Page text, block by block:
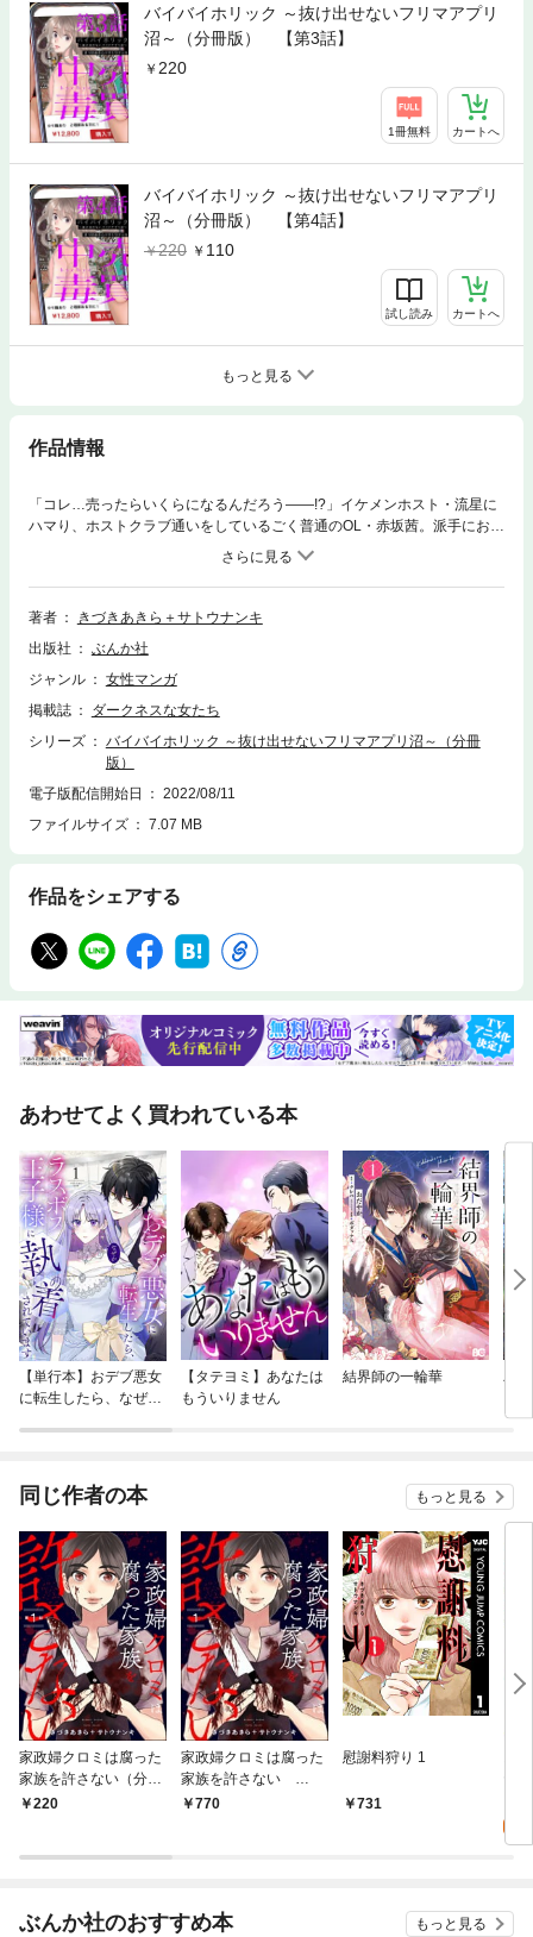
バイバイホリック ～抜け出せないフリマアプリ
沼～（分冊版） 【第3話】
220
1冊無料 カートへ
バイバイホリック ～抜け出せないフリマアプリ
沼～（分冊版） 【第4話】
220
110
試し読み カートへ
もっと見る
作品情報
「コレ…売ったらいくらになるんだろう――!?」イケメンホスト・流星に
ハマり、ホストクラブ通いをしているごく普通のOL・赤坂茜。派手にお金
を使えない自分を気遣い、どこまでもやさしく甘い言葉を囁く流星に、茜
は日を追うごとにますます夢中になっていく。――私にもっとお金があっ
たら、彼をナンバーワンにしてあげられるのに……！もどかしい想いを抱
え鬱屈していたある日、茜はゴミ同然と思っていた祖母の遺品をフリマア
したお金で彼との距離はさらに近づき、幸せを噛みしめる茜だった
が……!?身近で気軽な個人売買ツール「フリマアプリ」が引き起こす、戦
収録されています。重複購入にご注意ください。
著者
きづきあきら＋サトウナンキ
出版社
ぶんか社
ジャンル
女性マンガ
掲載誌
ダークネスな女たち
シリーズ
バイバイホリック ～抜け出せないフリマアプリ沼～（分冊
版）
電子版配信開始日
2022/08/11
ファイルサイズ
7.07 MB
作品をシェアする
あわせてよく買われている本
【単行本】おデブ悪女
に転生したら、なぜか
【タテヨミ】あなたは
もういりません
結界師の一輪華
バ
今
同じ作者の本 もっと見る
家政婦クロミは腐った
家族を許さない（分冊
版） 【第1話】
220
家政婦クロミは腐った
家族を許さない
（1）
770
慰謝料狩り 1
731
ぶんか社のおすすめ本 もっと見る